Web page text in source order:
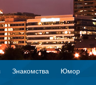
▶
Знакомства Юмор